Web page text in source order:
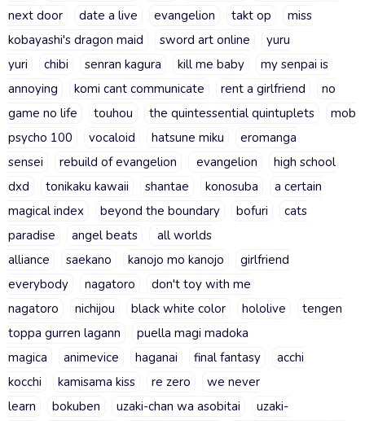
next door
date a live evangelion takt op
miss
kobayashi's dragon maid
sword art online
yuru
yuri
chibi senran kagura kill me baby
my senpai is
annoying
komi cant communicate rent a girlfriend
no
game no life
touhou the quintessential quintuplets
mob
psycho 100
vocaloid hatsune miku
eromanga
sensei
rebuild of evangelion evangelion
high school
dxd
tonikaku kawaii shantae konosuba
a certain
magical index
beyond the boundary bofuri
cats
paradise
angel beats
all worlds
alliance
saekano kanojo mo kanojo
girlfriend
everybody
nagatoro
don't toy with me
nagatoro
nichijou black white color hololive
tengen
toppa gurren lagann
puella magi madoka
magica
animevice haganai final fantasy
acchi
kocchi
kamisama kiss re zero
we never
learn
bokuben uzaki-chan wa asobitai
uzaki-